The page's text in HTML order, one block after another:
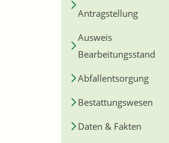
Antragstellung
Ausweis
Bearbeitungsstand
Abfallentsorgung
Bestattungswesen
Daten & Fakten